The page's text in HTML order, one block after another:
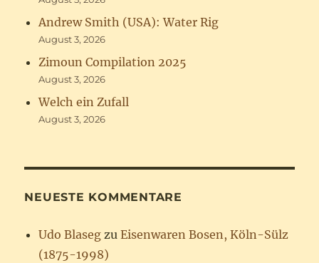
Andrew Smith (USA): Water Rig
August 3, 2026
Zimoun Compilation 2025
August 3, 2026
Welch ein Zufall
August 3, 2026
NEUESTE KOMMENTARE
Udo Blaseg zuEisenwaren Bosen, Köln-Sülz
(1875-1998)